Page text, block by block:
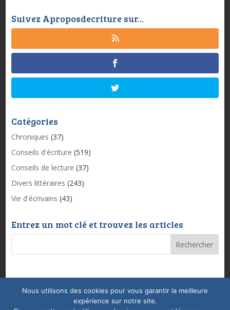
Suivez Aproposdecriture sur...
Catégories
Chroniques (37)
Conseils d'écriture (519)
Conseils de lecture (37)
Divers littéraires (243)
Vie d'écrivains (43)
Entrez un mot clé et trouvez les articles
Mentions légales & Politique de confidentialité
Nous utilisons des cookies pour vous garantir la meilleure
expérience sur notre site.